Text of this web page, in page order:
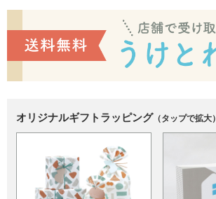
オリジナルギフトラッピング （タップで拡大）